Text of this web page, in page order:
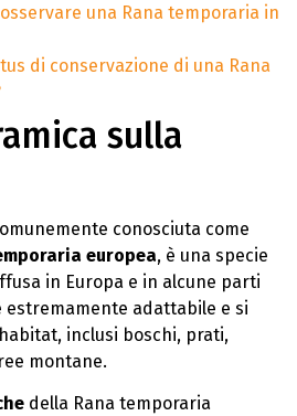
una Rana temporaria in
di conservazione di una Rana
sulla
conosciuta come
europea, è una specie
in Europa e in alcune parti
estremamente adattabile e si
inclusi boschi, prati,
montane.
della Rana temporaria